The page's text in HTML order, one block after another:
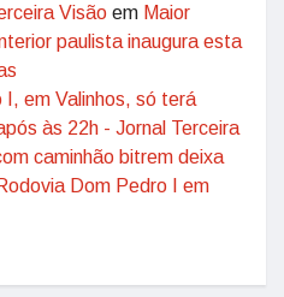
Visão em Maior
paulista inaugura esta
I, em Valinhos, só terá
às 22h - Jornal Terceira
caminhão bitrem deixa
Dom Pedro I em